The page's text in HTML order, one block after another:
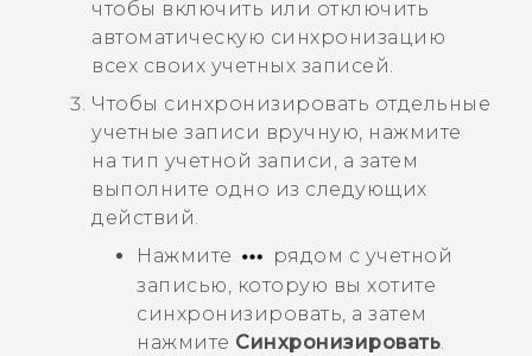
чтобы включить или отключить
автоматическую синхронизацию
всех своих учетных записей.
Чтобы синхронизировать отдельные
учетные записи вручную, нажмите
на тип учетной записи, а затем
выполните одно из следующих
действий.
Нажмите
рядом с учетной
записью, которую вы хотите
синхронизировать, а затем
нажмите Синхронизировать.